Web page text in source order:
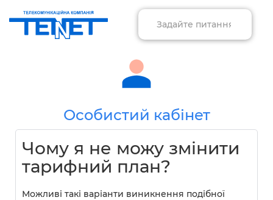
Особистий кабінет
Чому я не можу змінити
тарифний план?
Можливі такі варіанти виникнення подібної